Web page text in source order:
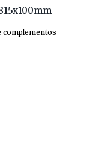
complementos